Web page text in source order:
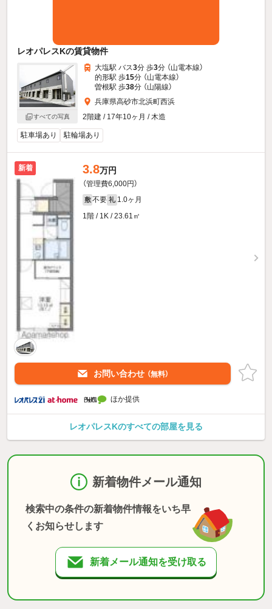
レオパレスKの賃貸物件
すべての写真
大塩駅 バス3分 歩3分 （山電本線）
的形駅 歩15分 （山電本線）
曽根駅 歩38分 （山陽線）
兵庫県高砂市北浜町西浜
2階建 / 17年10ヶ月 / 木造
駐車場あり 駐輪場あり
新着 3.8万円
（管理費6,000円）
敷 不要 礼 1.0ヶ月
1階 / 1K / 23.61㎡
お問い合わせ （無料）
ほか提供
レオパレスKのすべての部屋を見る
新着物件メール通知
検索中の条件の新着物件情報をいち早
くお知らせします
新着メール通知を受け取る